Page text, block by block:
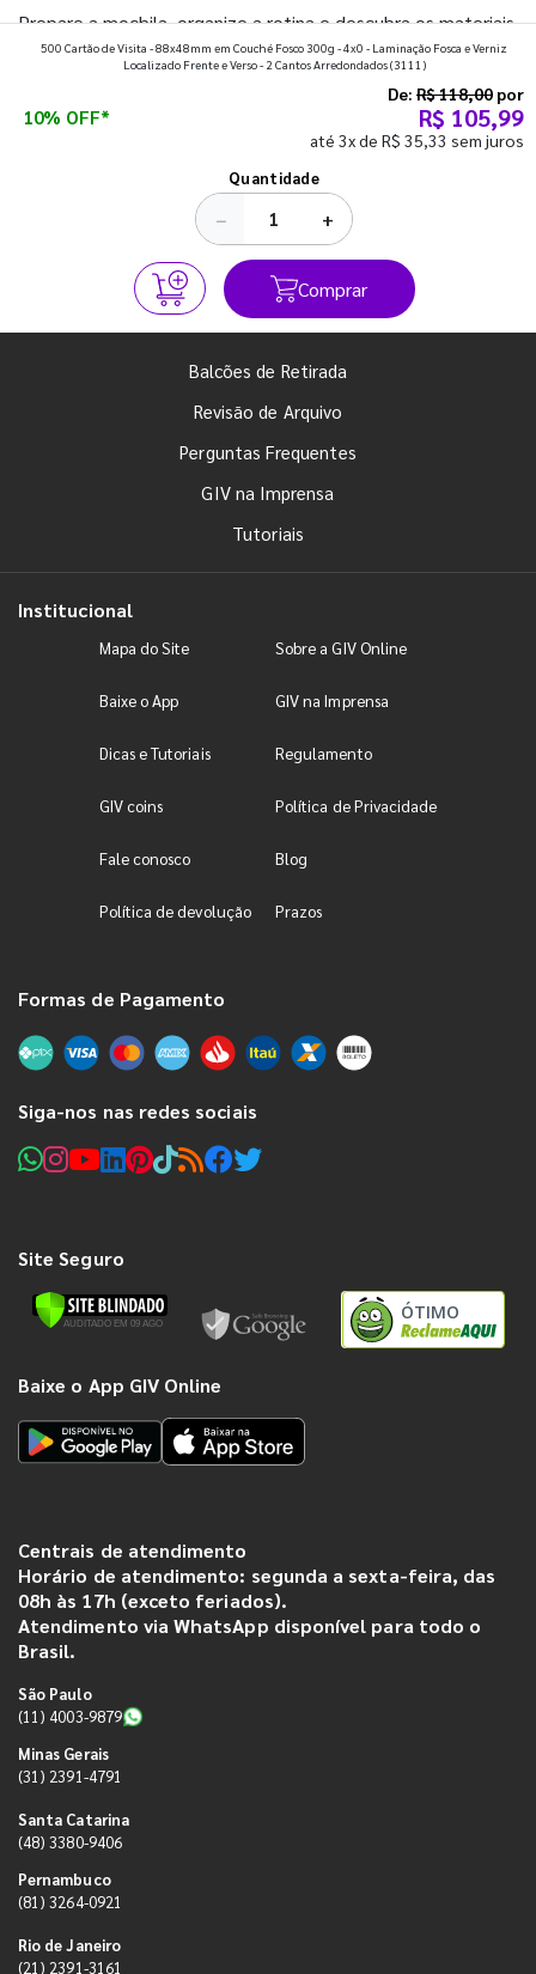
Prepare a mochila, organize a rotina e descubra os materiais
que fazem toda diferença para começar o segundo
500 Cartão de Visita - 88x48mm em Couché Fosco 300g - 4x0 - Laminação Fosca e Verniz
Localizado Frente e Verso - 2 Cantos Arredondados(3111)
10% OFF*
De: R$ 118,00 por
R$ 105,99
até 3x de R$ 35,33 sem juros
Quantidade
− +
Comprar
Balcões de Retirada
Revisão de Arquivo
Perguntas Frequentes
GIV na Imprensa
Tutoriais
Institucional
Mapa do Site Sobre a GIV Online
Baixe o App GIV na Imprensa
Dicas e Tutoriais Regulamento
GIV coins Política de Privacidade
Fale conosco Blog
Política de devolução Prazos
Formas de Pagamento
Siga-nos nas redes sociais
Site Seguro
ÓTIMO
Baixe o App GIV Online
Centrais de atendimento
Horário de atendimento: segunda a sexta-feira, das
08h às 17h (exceto feriados).
Atendimento via WhatsApp disponível para todo o
Brasil.
São Paulo
(11) 4003-9879
Minas Gerais
(31) 2391-4791
Santa Catarina
(48) 3380-9406
Pernambuco
(81) 3264-0921
Rio de Janeiro
(21) 2391-3161